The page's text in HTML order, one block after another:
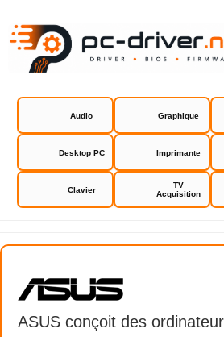
Audio Graphique
Desktop PC Imprimante
Clavier
TV
Acquisition
Asus
ASUS conçoit des